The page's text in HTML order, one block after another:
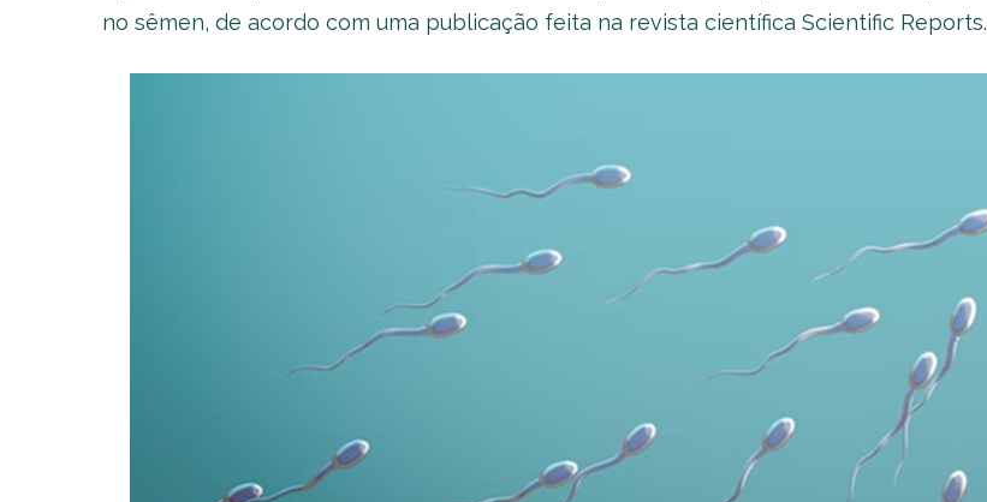
no sêmen, de acordo com uma publicação feita na revista científica Scientific Reports.